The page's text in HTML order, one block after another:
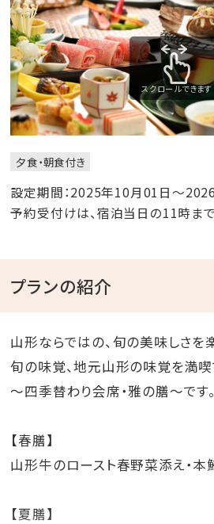
スクロールできます
夕食・朝食付き
設定期間：2025年10月01日～
予約受付けは、宿泊当日の11時まで
プランの紹介
山形ならではの、旬の美味しさを
旬の味覚、地元山形の味覚を満
～四季替わり会席・雅の膳～です。
【春膳】
山形牛のロースト春野菜添え・本
【夏膳】